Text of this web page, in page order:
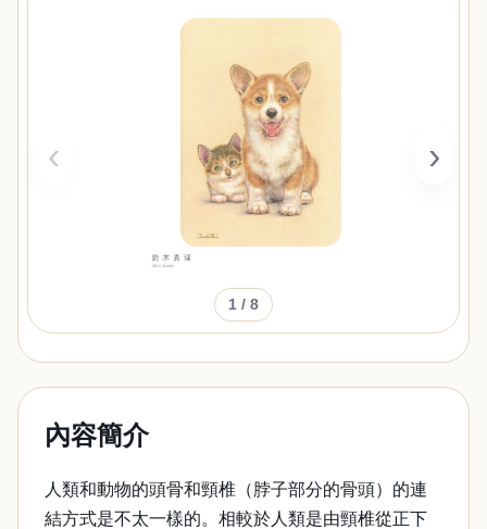
‹ ›
1 / 8
內容簡介
人類和動物的頭骨和頸椎（脖子部分的骨頭）的連
結方式是不太一樣的。相較於人類是由頸椎從正下